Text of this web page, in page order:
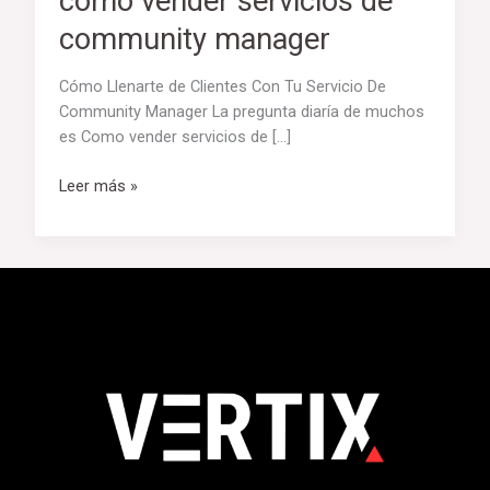
community manager
Cómo Llenarte de Clientes Con Tu Servicio De
Community Manager La pregunta diaría de muchos
es Como vender servicios de […]
Leer más »